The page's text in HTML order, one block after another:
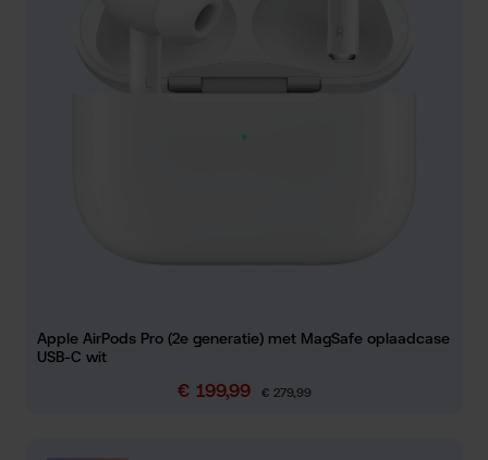
Apple AirPods Pro (2e generatie) met MagSafe oplaadcase
USB-C wit
Verkoopprijs:
€ 199,99 Normale prijs:
€ 279,99